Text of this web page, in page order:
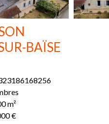
BAÏSE
m²
€